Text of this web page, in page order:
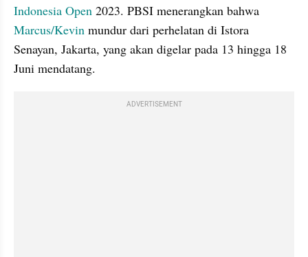
Indonesia Open
Marcus/Kevin mundur dari perhelatan di Istora
Senayan, Jakarta, yang akan digelar pada 13 hingga 18
Juni mendatang.
ADVERTISEMENT